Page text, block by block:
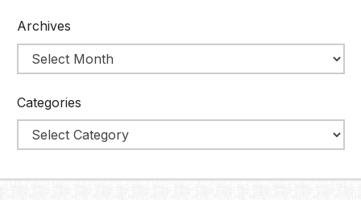
Archives
Categories